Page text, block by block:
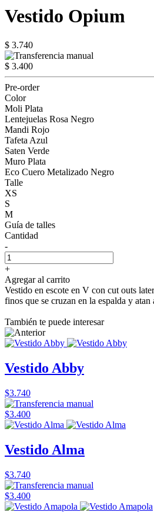
Vestido Opium
$ 3.740
$ 3.400
Pre-order
Color
Moli Plata
Lentejuelas Rosa Negro
Mandi Rojo
Tafeta Azul
Saten Verde
Muro Plata
Eco Cuero Metalizado Negro
Talle
XS
S
M
Guía de talles
Cantidad
-
+
Agregar al carrito
Vestido en escote en V con cut outs
finos que se cruzan en la espalda y atan
También te puede interesar
Vestido Abby
$3.740
$3.400
Vestido Alma
$3.740
$3.400